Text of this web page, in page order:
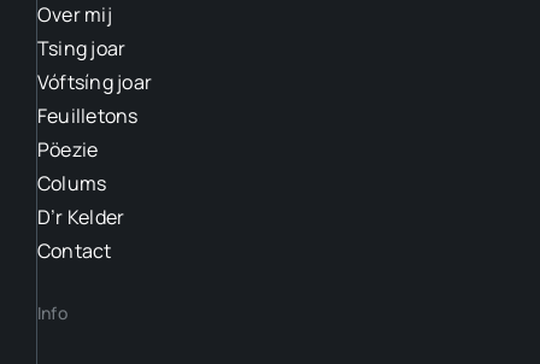
Over mij
Tsing joar
Vóftsíng joar
Feuilletons
Pöezie
Colums
D’r Kelder
Contact
Info